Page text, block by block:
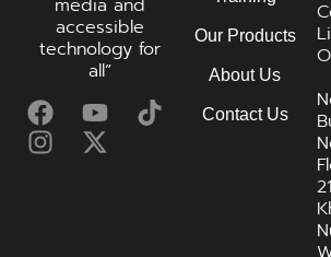
accessible
technology for
all”
Our Products
About Us
Contact Us